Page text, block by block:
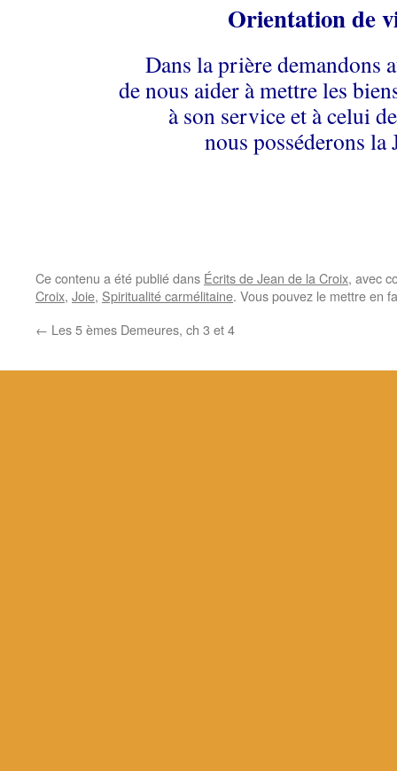
Orientation de
Dans la prière demandons
de nous aider à mettre les
à son service et à celui
nous posséderons la
Ce contenu a été publié dans Écrits de Jean de la Croix, avec
Croix, Joie, Spiritualité carmélitaine. Vous pouvez le mettre en
← Les 5 èmes Demeures, ch 3 et 4